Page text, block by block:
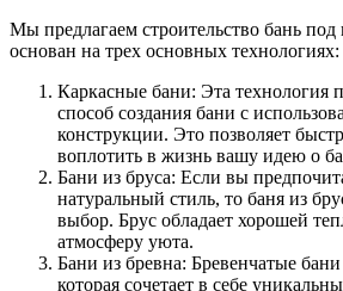
Мы предлагаем строительство бань
основан на трех основных технологиях:
Каркасные бани: Эта технология
способ создания бани с
конструкции. Это позволяет
воплотить в жизнь вашу идею о
Бани из бруса: Если вы
натуральный стиль, то баня из
выбор. Брус обладает хорошей
атмосферу уюта.
Бани из бревна: Бревенчатые бани
которая сочетает в себе